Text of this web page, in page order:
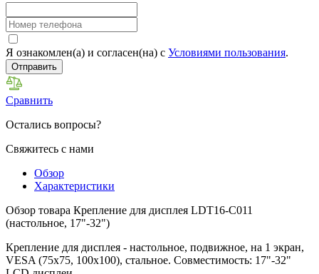
Я ознакомлен(а) и согласен(на) с Условиями пользования.
Отправить
Сравнить
Остались вопросы?
Свяжитесь с нами
Обзор
Характеристики
Обзор товара Крепление для дисплея LDT16-C011
(настольное, 17"-32")
Крепление для дисплея - настольное, подвижное, на 1 экран,
VESA (75x75, 100x100), стальное. Совместимость: 17"-32"